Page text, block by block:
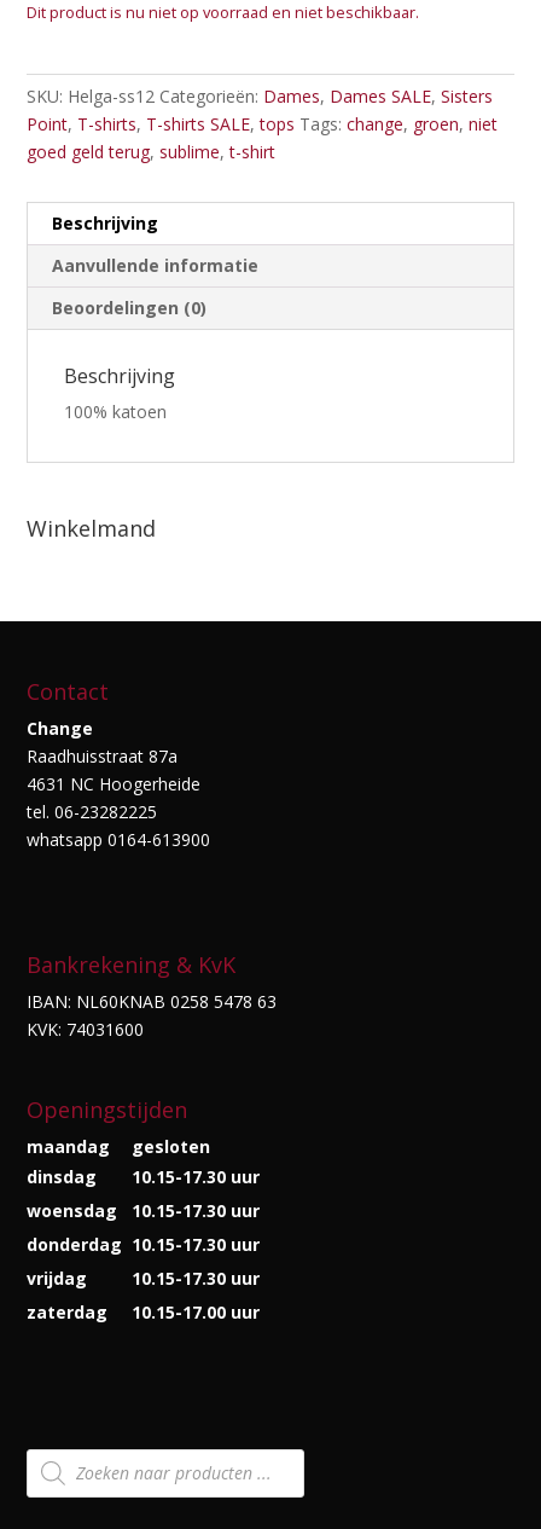
Dit product is nu niet op voorraad en niet beschikbaar.
SKU: Helga-ss12 Categorieën: Dames, Dames SALE,Sisters
Point, T-shirts, T-shirts SALE,tops Tags:change, groen,niet
goed geld terug,sublime,t-shirt
Beschrijving
Aanvullende informatie
Beoordelingen (0)
Beschrijving
100% katoen
Winkelmand
Contact
Change
Raadhuisstraat 87a
4631 NC Hoogerheide
tel. 06-23282225
whatsapp 0164-613900
Bankrekening & KvK
IBAN: NL60KNAB 0258 5478 63
KVK: 74031600
Openingstijden
maandag
gesloten
dinsdag
10.15-17.30 uur
woensdag
10.15-17.30 uur
donderdag 10.15-17.30 uur
vrijdag
10.15-17.30 uur
zaterdag
10.15-17.00 uur
Producten
zoeken